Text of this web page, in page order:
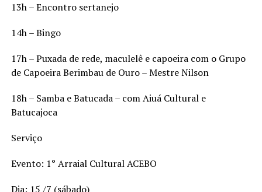
13h – Encontro sertanejo
14h – Bingo
17h – Puxada de rede, maculelê e capoeira com o Grupo
de Capoeira Berimbau de Ouro – Mestre Nilson
18h – Samba e Batucada – com Aiuá Cultural e
Batucajoca
Serviço
Evento: 1° Arraial Cultural ACEBO
Dia: 15 /7 (sábado)